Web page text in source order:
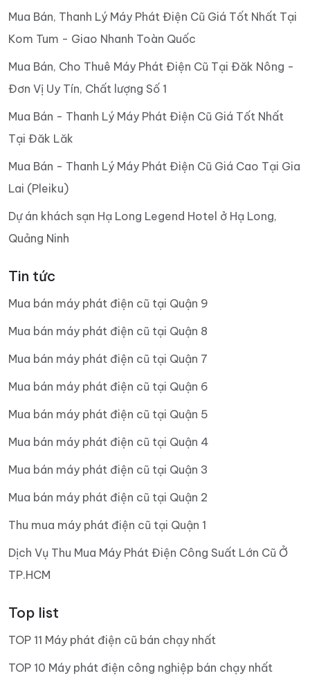
Mua Bán, Thanh Lý Máy Phát Điện Cũ Giá Tốt Nhất Tại
Kom Tum - Giao Nhanh Toàn Quốc
Mua Bán, Cho Thuê Máy Phát Điện Cũ Tại Đăk Nông -
Đơn Vị Uy Tín, Chất lượng Số 1
Mua Bán - Thanh Lý Máy Phát Điện Cũ Giá Tốt Nhất
Tại Đăk Lăk
Mua Bán - Thanh Lý Máy Phát Điện Cũ Giá Cao Tại Gia
Lai (Pleiku)
Dự án khách sạn Hạ Long Legend Hotel ở Hạ Long,
Quảng Ninh
Tin tức
Mua bán máy phát điện cũ tại Quận 9
Mua bán máy phát điện cũ tại Quận 8
Mua bán máy phát điện cũ tại Quận 7
Mua bán máy phát điện cũ tại Quận 6
Mua bán máy phát điện cũ tại Quận 5
Mua bán máy phát điện cũ tại Quận 4
Mua bán máy phát điện cũ tại Quận 3
Mua bán máy phát điện cũ tại Quận 2
Thu mua máy phát điện cũ tại Quận 1
Dịch Vụ Thu Mua Máy Phát Điện Công Suất Lớn Cũ Ở
TP.HCM
Top list
TOP 11 Máy phát điện cũ bán chạy nhất
TOP 10 Máy phát điện công nghiệp bán chạy nhất